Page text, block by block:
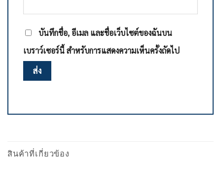
บันทึกชื่อ, อีเมล และชื่อเว็บไซต์ของฉันบน
เบราว์เซอร์นี้ สำหรับการแสดงความเห็นครั้งถัดไป
สินค้าที่เกี่ยวข้อง